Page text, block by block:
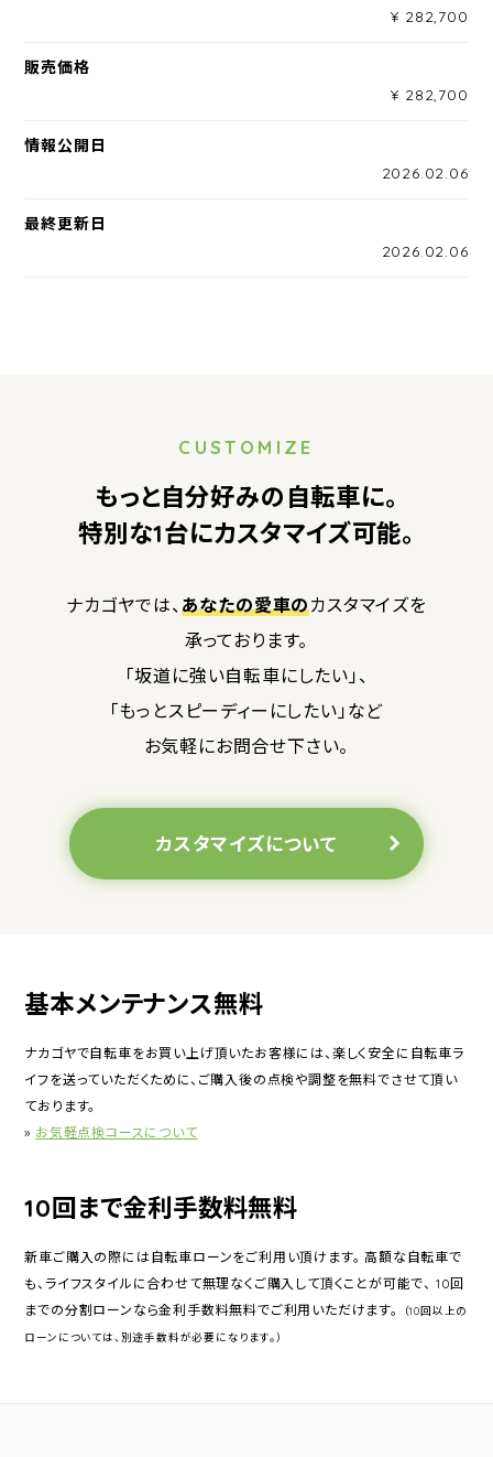
¥ 282,700
販売価格
¥ 282,700
情報公開日
2026.02.06
最終更新日
2026.02.06
CUSTOMIZE
もっと自分好みの自転車に。
特別な1台にカスタマイズ可能。
ナカゴヤでは、 あなたの愛車のカスタマイズを
承っております。
「坂道に強い自転車にしたい」、
「もっとスピーディーにしたい」など
お気軽にお問合せ下さい。
カスタマイズについて
基本メンテナンス無料
ナカゴヤで自転車をお買い上げ頂いたお客様には、楽しく安全に自転車ラ
イフを送っていただくために、ご購入後の点検や調整を無料でさせて頂い
ております。
» お気軽点検コースについて
10回まで金利手数料無料
新車ご購入の際には自転車ローンをご利用い頂けます。 高額な自転車で
も、ライフスタイルに合わせて無理なくご購入して頂くことが可能で、 10回
までの分割ローンなら金利手数料無料でご利用いただけます。
（10回以上の
ローンについては、別途手数料が必要になります。）